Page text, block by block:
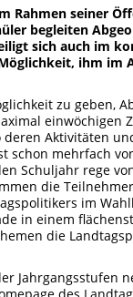
Rahmen seiner
begleiten
sich auch im
ihm im
zu geben,
einwöchigen
Aktivitäten
schon mehrfach
Schuljahr rege
die
im
in einem
die
Jahrgangsstufen